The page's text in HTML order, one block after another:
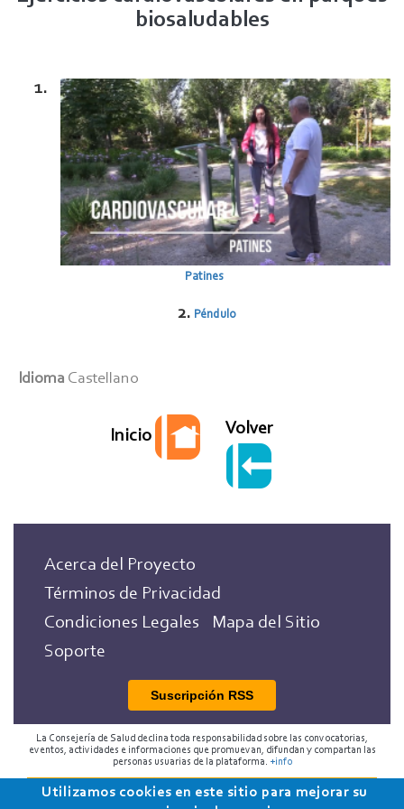
biosaludables
1.
Patines
2. Péndulo
Idioma Castellano
Inicio Volver
Acerca del Proyecto
Términos de Privacidad
Condiciones Legales
Mapa del Sitio
Soporte
Suscripción RSS
La Consejería de Salud declina toda responsabilidad sobre las convocatorias,
eventos, actividades e informaciones que promuevan, difundan y compartan las
personas usuarias de la plataforma. +info
2018 Programa de Envejecimiento Saludable de la
Utilizamos cookies en este sitio para mejorar su